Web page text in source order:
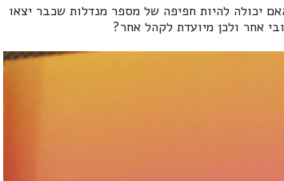
יכולה להיות חפיפה של מספר מנדלות שכבר יצאו
אחר ולכן מיועדת לקהל אחר?